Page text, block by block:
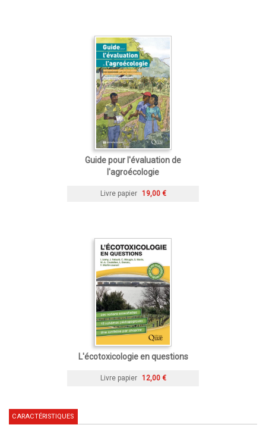
Guide pour l'évaluation de
l'agroécologie
Livre papier 19,00 €
L'écotoxicologie en questions
Livre papier 12,00 €
CARACTÉRISTIQUES